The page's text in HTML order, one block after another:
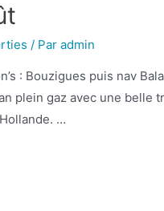
/ Paradmin
: Bouzigues puis nav
plein gaz avec une belle
…